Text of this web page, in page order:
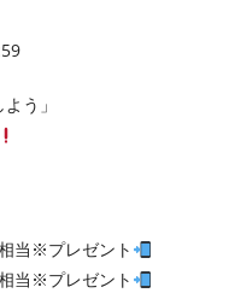
う」
当※プレゼント
当※プレゼント